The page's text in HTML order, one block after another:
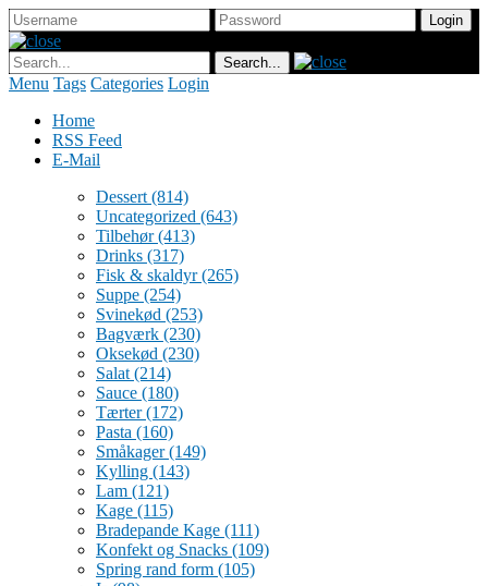
Menu Tags Categories Login
Home
RSS Feed
E-Mail
Dessert (814)
Uncategorized (643)
Tilbehør(413)
Drinks (317)
Fisk & skaldyr(265)
Suppe (254)
Svinekød (253)
Bagværk (230)
Oksekød (230)
Salat (214)
Sauce (180)
Tærter(172)
Pasta (160)
Småkager(149)
Kylling (143)
Lam (121)
Kage (115)
Bradepande Kage (111)
Konfekt og Snacks (109)
Spring rand form (105)